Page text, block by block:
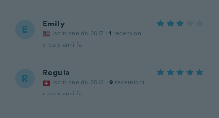
E Emily
Iscrizione dal 2017 · 1 recensioni
circa 5 anni fa
R Regula
Iscrizione dal 2016 · 9 recensioni
circa 5 anni fa